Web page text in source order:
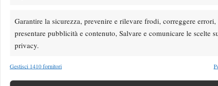
Garantire la sicurezza, prevenire e rilevare frodi, correggere errori,
presentare pubblicità e contenuto, Salvare e comunicare le scelte
privacy.
Gestisci 1410 fornitori
all’improvviso
semifinale e finale
Gaio.